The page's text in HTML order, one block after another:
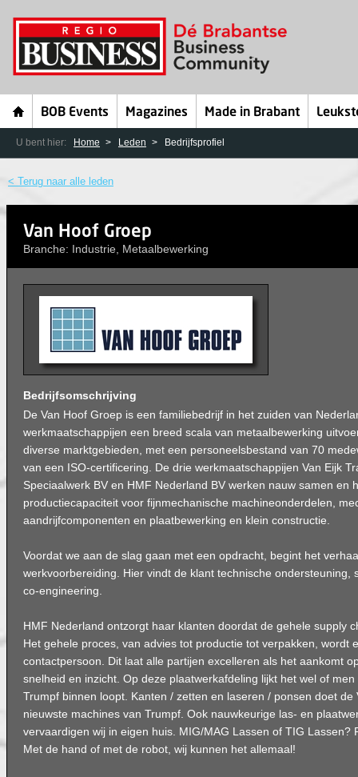
BOB Events Magazines Made in Brabant
U bent hier: Home Leden Bedrijfsprofiel
< Terug naar alle leden
Van Hoof Groep
Branche: Industrie, Metaalbewerking
Bedrijfsomschrijving
De Van Hoof Groep is een familiebedrijf in het zuiden van
werkmaatschappijen een breed scala van metaalbewerking
diverse marktgebieden, met een personeelsbestand van 70
van een ISO-certificering. De drie werkmaatschappijen Van Eijk
Speciaalwerk BV en HMF Nederland BV werken nauw samen en
productiecapaciteit voor fijnmechanische machineonderdelen,
aandrijfcomponenten en plaatbewerking en klein constructie.
Voordat we aan de slag gaan met een opdracht, begint het
werkvoorbereiding. Hier vindt de klant technische ondersteuning,
co-engineering.
HMF Nederland ontzorgt haar klanten doordat de gehele supply
Het gehele proces, van advies tot productie tot verpakken, wordt
contactpersoon. Dit laat alle partijen excelleren als het aankomt
snelheid en inzicht. Op deze plaatwerkafdeling lijkt het wel of
Trumpf binnen loopt. Kanten / zetten en laseren / ponsen doet de
nieuwste machines van Trumpf. Ook nauwkeurige las- en
vervaardigen wij in eigen huis. MIG/MAG Lassen of TIG Lassen?
Met de hand of met de robot, wij kunnen het allemaal!